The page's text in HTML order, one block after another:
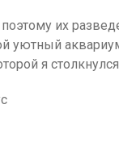
их
уютный
я